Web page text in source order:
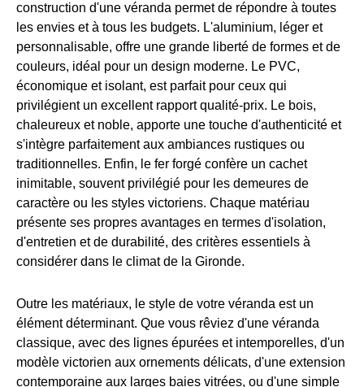
construction d'une véranda permet de répondre à toutes
les envies et à tous les budgets. L'aluminium, léger et
personnalisable, offre une grande liberté de formes et de
couleurs, idéal pour un design moderne. Le PVC,
économique et isolant, est parfait pour ceux qui
privilégient un excellent rapport qualité-prix. Le bois,
chaleureux et noble, apporte une touche d'authenticité et
s'intègre parfaitement aux ambiances rustiques ou
traditionnelles. Enfin, le fer forgé confère un cachet
inimitable, souvent privilégié pour les demeures de
caractère ou les styles victoriens. Chaque matériau
présente ses propres avantages en termes d'isolation,
d'entretien et de durabilité, des critères essentiels à
considérer dans le climat de la Gironde.
Outre les matériaux, le style de votre véranda est un
élément déterminant. Que vous rêviez d'une véranda
classique, avec des lignes épurées et intemporelles, d'un
modèle victorien aux ornements délicats, d'une extension
contemporaine aux larges baies vitrées, ou d'une simple